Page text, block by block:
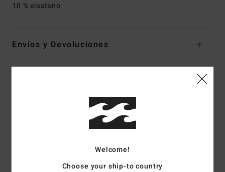
10 % elastano
Envíos y Devoluciones
Puntuación media
5.0/5
Welcome!
Choose your ship-to country